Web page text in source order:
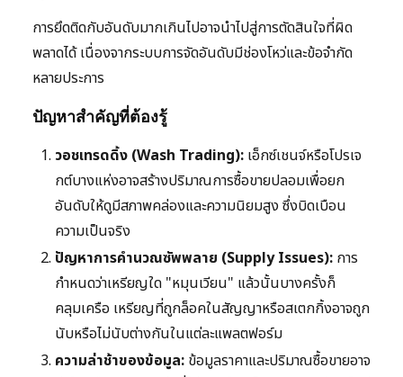
การยึดติดกับอันดับมากเกินไปอาจนำไปสู่การตัดสินใจที่ผิด
พลาดได้ เนื่องจากระบบการจัดอันดับมีช่องโหว่และข้อจำกัด
หลายประการ
ปัญหาสำคัญที่ต้องรู้
วอชเทรดดิ้ง (Wash Trading): เอ็กซ์เชนจ์หรือโปรเจ
กต์บางแห่งอาจสร้างปริมาณการซื้อขายปลอมเพื่อยก
อันดับให้ดูมีสภาพคล่องและความนิยมสูง ซึ่งบิดเบือน
ความเป็นจริง
ปัญหาการคำนวณซัพพลาย (Supply Issues): การ
กำหนดว่าเหรียญใด "หมุนเวียน" แล้วนั้นบางครั้งก็
คลุมเครือ เหรียญที่ถูกล็อคในสัญญาหรือสเตกกิ้งอาจถูก
นับหรือไม่นับต่างกันในแต่ละแพลตฟอร์ม
ความล่าช้าของข้อมูล: ข้อมูลราคาและปริมาณซื้อขายอาจ